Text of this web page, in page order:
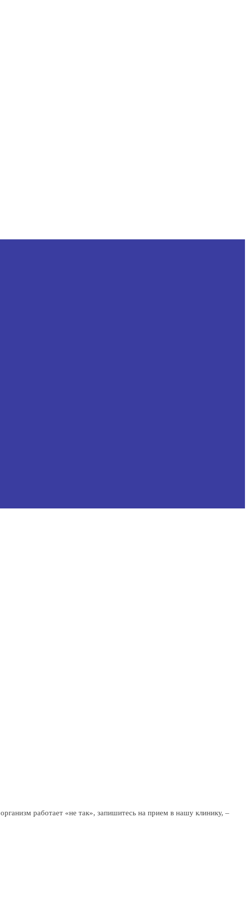
работает «не так», запишитесь на прием в нашу клинику, –